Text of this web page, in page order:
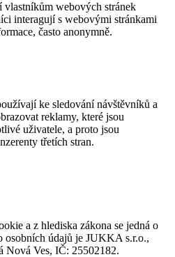
webových stránek
interagují s webovými stránkami
často anonymně.
ke sledování návštěvníků a
reklamy, které jsou
uživatele, a proto jsou
třetích stran.
a z hlediska zákona se jedná o
osobních údajů je JUKKA s.r.o.,
Nová Ves, IČ: 25502182.